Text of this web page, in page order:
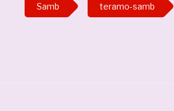
Samb teramo-samb